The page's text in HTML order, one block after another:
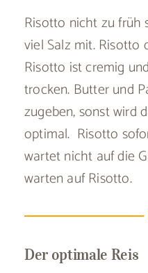
Risotto nicht zu früh
viel Salz mit. Risotto
Risotto ist cremig
trocken. Butter und
zugeben, sonst wird
optimal. Risotto
wartet nicht auf die
warten auf Risotto.
Der optimale Reis